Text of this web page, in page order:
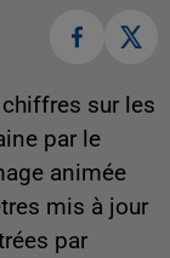
sur les
par le
animée
mis à jour
par